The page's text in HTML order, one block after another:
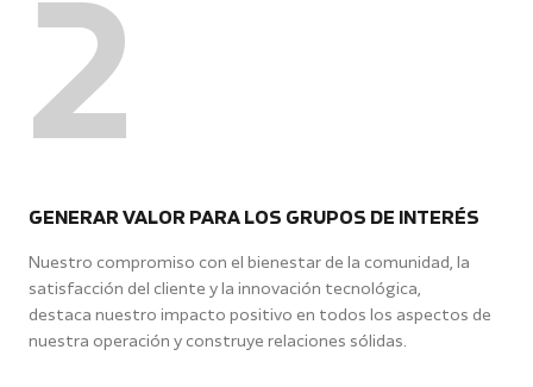
2
GENERAR VALOR PARA LOS GRUPOS DE INTERÉS
Nuestro compromiso con el bienestar de la comunidad, la
satisfacción del cliente y la innovación tecnológica,
destaca nuestro impacto positivo en todos los aspectos de
nuestra operación y construye relaciones sólidas.